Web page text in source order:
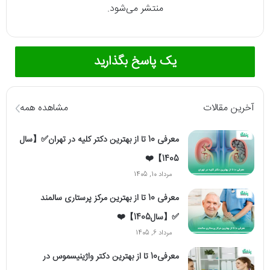
منتشر می‌شود.
یک پاسخ بگذارید
آخرین مقالات مشاهده همه
معرفی 10 تا از بهترین دکتر کلیه در تهران✅【سال
1405】❤️
مرداد 10, 1405
معرفی 10 تا از بهترین مرکز پرستاری سالمند
✅【سال1405】❤️
مرداد 6, 1405
معرفی10 تا از بهترین دکتر واژینیسموس در